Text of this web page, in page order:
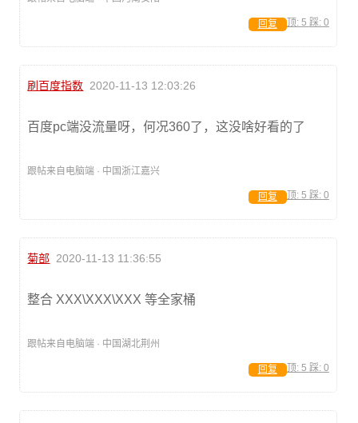
顶: 5 踩: 0
回复
刷百度指数 2020-11-13 12:03:26
百度pc端没流量呀，何况360了，这没啥好看的了
跟帖来自电脑端 · 中国浙江嘉兴
顶: 5 踩: 0
回复
菊部 2020-11-13 11:36:55
整合 XXX\XXX\XXX 等全家桶
跟帖来自电脑端 · 中国湖北荆州
顶: 5 踩: 0
回复